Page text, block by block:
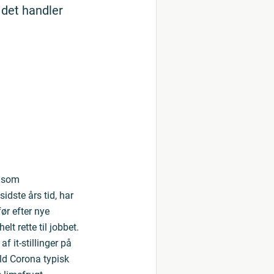
handler
års tid, har
efter nye
rette til jobbet.
it-stillinger på
Corona typisk